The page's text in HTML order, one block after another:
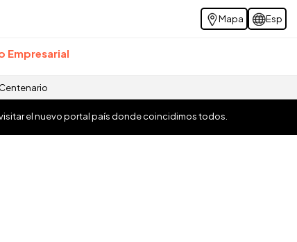
Mapa Esp
Empresarial
visitar el nuevo portal país donde coincidimos todos.